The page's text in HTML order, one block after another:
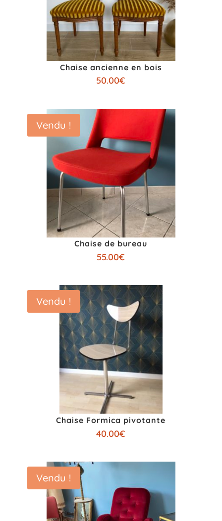
Nous en proposons régulièrement au fil de nos
trouvailles.
Pour les fauteuils, on adore l’incontournable
club et tous ses dérivés, mais aussi les modèles
scandinaves, confortables et visuellement
détournement d’objet pour y mettre de la déco
(pleins d’idées sur Pinterest et Instagram), mais
aussi dans l’entrée de la maison pour mettre
ses chaussures, c’est bien pratique.
Chaise ancienne en bois
50.00€
Chaise de bureau
55.00€
Vendu !
Chaise Formica pivotante
40.00€
Vendu !
Vendu !